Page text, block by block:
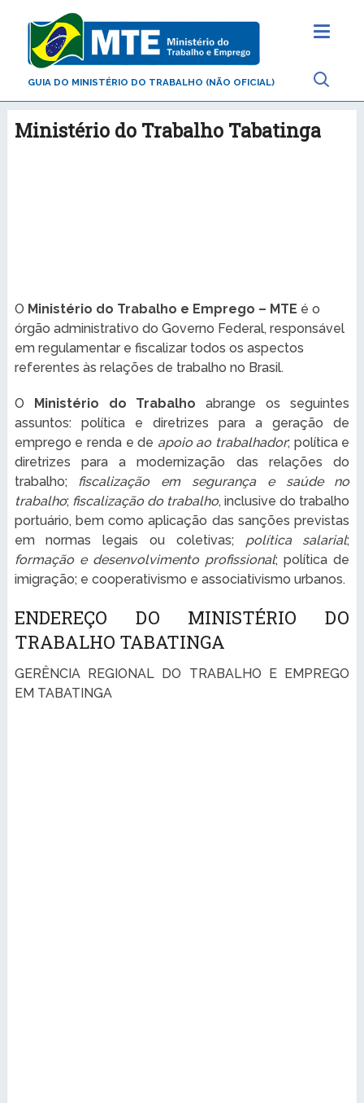
GUIA DO MINISTÉRIO DO TRABALHO (NÃO OFICIAL)
Ministério do Trabalho Tabatinga
O Ministério do Trabalho e Emprego – MTE é o
órgão administrativo do Governo Federal, responsável
em regulamentar e fiscalizar todos os aspectos
referentes às relações de trabalho no Brasil.
O Ministério do Trabalho
abrange os seguintes
assuntos: política e diretrizes para a geração de
emprego e renda e de apoio ao trabalhador; política e
diretrizes para a modernização das relações do
trabalho; fiscalização em segurança e saúde no
trabalho; fiscalização do trabalho, inclusive do trabalho
portuário, bem como aplicação das sanções previstas
em normas legais ou coletivas; política salarial;
formação e desenvolvimento profissional; política de
imigração; e cooperativismo e associativismo urbanos.
ENDEREÇO DO MINISTÉRIO DO
TRABALHO TABATINGA
GERÊNCIA REGIONAL DO TRABALHO E EMPREGO
EM TABATINGA